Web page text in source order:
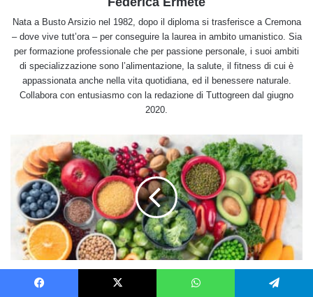
Nata a Busto Arsizio nel 1982, dopo il diploma si trasferisce a Cremona
– dove vive tutt’ora – per conseguire la laurea in ambito umanistico. Sia
per formazione professionale che per passione personale, i suoi ambiti
di specializzazione sono l’alimentazione, la salute, il fitness di cui è
appassionata anche nella vita quotidiana, ed il benessere naturale.
Collabora con entusiasmo con la redazione di Tuttogreen dal giugno
2020.
febbraio
per
prepararci
forma
alla
primavera